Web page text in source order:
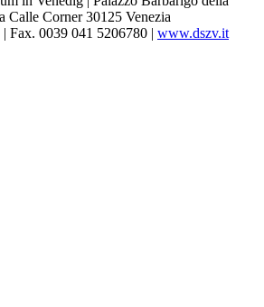
Calle Corner 30125 Venezia
Fax. 0039 041 5206780 | www.dszv.it